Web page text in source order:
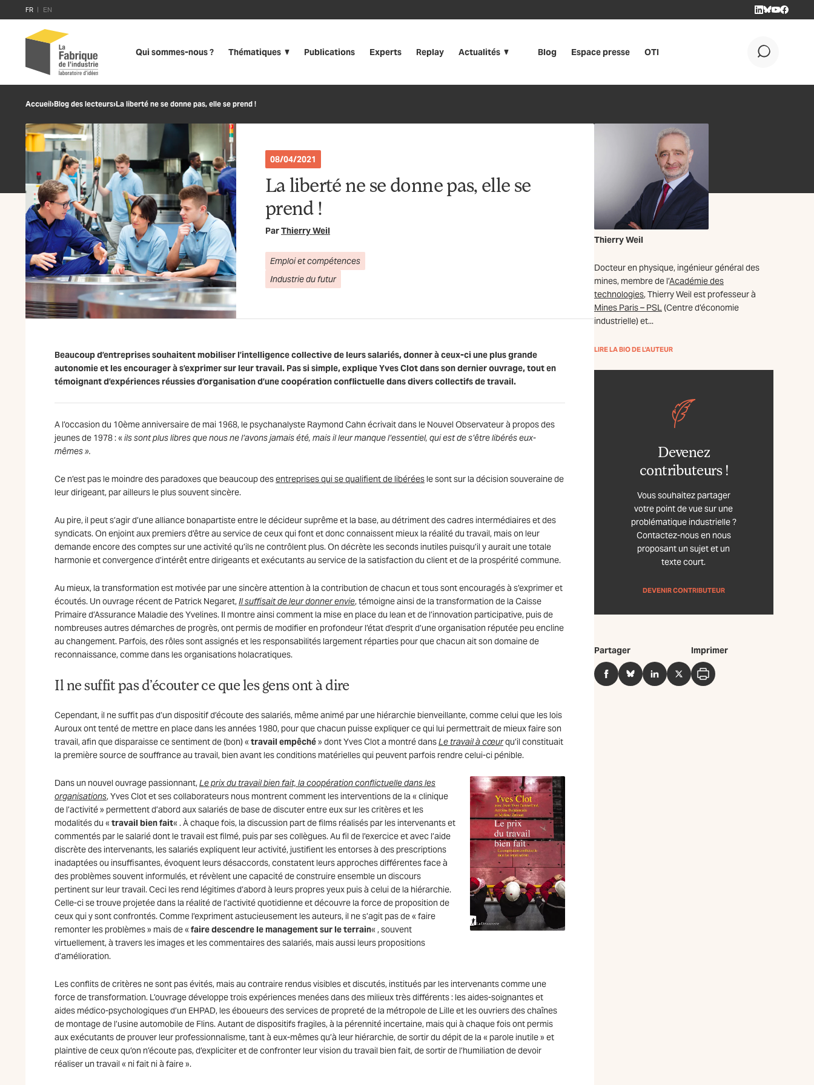
FR
EN
LINKEDIN
BLUESKY
YOUTUBE
Qui sommes-nous ? Thématiques Publications Experts Replay Actualités Blog Espace presse OTI
Accueil›Blog des lecteurs›La liberté ne se donne pas, elle se prend !
08/04/2021
La liberté ne se donne pas, elle se
prend !
ParThierry Weil
Emploi et compétences
Industrie du futur
Beaucoup d’entreprises souhaitent mobiliser l’intelligence collective de leurs salariés, donner à ceux-ci une plus grande
autonomie et les encourager à s’exprimer sur leur travail. Pas si simple, explique Yves Clot dans son dernier ouvrage, tout en
témoignant d’expériences réussies d’organisation d’une coopération conflictuelle dans divers collectifs de travail.
A l’occasion du 10ème anniversaire de mai 1968, le psychanalyste Raymond Cahn écrivait dans le Nouvel Observateur à propos des
jeunes de 1978 : «ils sont plus libres que nous ne l’avons jamais été, mais il leur manque l’essentiel, qui est de s’être libérés eux-
mêmes ».
Ce n’est pas le moindre des paradoxes que beaucoup desentreprises qui se qualifient de libérées le sont sur la décision souveraine de
leur dirigeant, par ailleurs le plus souvent sincère.
Au pire, il peut s’agir d’une alliance bonapartiste entre le décideur suprême et la base, au détriment des cadres intermédiaires et des
syndicats. On enjoint aux premiers d’être au service de ceux qui font et donc connaissent mieux la réalité du travail, mais on leur
demande encore des comptes sur une activité qu’ils ne contrôlent plus. On décrète les seconds inutiles puisqu’il y aurait une totale
harmonie et convergence d’intérêt entre dirigeants et exécutants au service de la satisfaction du client et de la prospérité commune.
Au mieux, la transformation est motivée par une sincère attention à la contribution de chacun et tous sont encouragés à s’exprimer et
écoutés. Un ouvrage récent de Patrick Negaret,Il suffisait de leur donner envie, témoigne ainsi de la transformation de la Caisse
Primaire d’Assurance Maladie des Yvelines. Il montre ainsi comment la mise en place du lean et de l’innovation participative, puis de
nombreuses autres démarches de progrès, ont permis de modifier en profondeur l’état d’esprit d’une organisation réputée peu encline
au changement. Parfois, des rôles sont assignés et les responsabilités largement réparties pour que chacun ait son domaine de
reconnaissance, comme dans les organisations holacratiques.
Il ne suffit pas d’écouter ce que les gens ont à dire
Cependant, il ne suffit pas d’un dispositif d’écoute des salariés, même animé par une hiérarchie bienveillante, comme celui que les lois
Auroux ont tenté de mettre en place dans les années 1980, pour que chacun puisse expliquer ce qui lui permettrait de mieux faire son
travail, afin que disparaisse ce sentiment de (bon) «travail empêché» dont Yves Clot a montré dansLe travail à cœurqu’il constituait
la première source de souffrance au travail, bien avant les conditions matérielles qui peuvent parfois rendre celui-ci pénible.
Dans un nouvel ouvrage passionnant,Le prix du travail bien fait, la coopération conflictuelle dans les
organisations, Yves Clot et ses collaborateurs nous montrent comment les interventions de la « clinique
de l’activité » permettent d’abord aux salariés de base de discuter entre eux sur les critères et les
modalités du «travail bien fait« . À chaque fois, la discussion part de films réalisés par les intervenants et
commentés par le salarié dont le travail est filmé, puis par ses collègues. Au fil de l’exercice et avec l’aide
discrète des intervenants, les salariés expliquent leur activité, justifient les entorses à des prescriptions
inadaptées ou insuffisantes, évoquent leurs désaccords, constatent leurs approches différentes face à
des problèmes souvent informulés, et révèlent une capacité de construire ensemble un discours
pertinent sur leur travail. Ceci les rend légitimes d’abord à leurs propres yeux puis à celui de la hiérarchie.
Celle-ci se trouve projetée dans la réalité de l’activité quotidienne et découvre la force de proposition de
ceux qui y sont confrontés. Comme l’expriment astucieusement les auteurs, il ne s’agit pas de « faire
remonter les problèmes » mais de «faire descendre le management sur le terrain« , souvent
virtuellement, à travers les images et les commentaires des salariés, mais aussi leurs propositions
d’amélioration.
Les conflits de critères ne sont pas évités, mais au contraire rendus visibles et discutés, institués par les intervenants comme une
force de transformation. L’ouvrage développe trois expériences menées dans des milieux très différents : les aides-soignantes et
aides médico-psychologiques d’un EHPAD, les éboueurs des services de propreté de la métropole de Lille et les ouvriers des chaînes
de montage de l’usine automobile de Flins. Autant de dispositifs fragiles, à la pérennité incertaine, mais qui à chaque fois ont permis
aux exécutants de prouver leur professionnalisme, tant à eux-mêmes qu’à leur hiérarchie, de sortir du dépit de la « parole inutile » et
plaintive de ceux qu’on n’écoute pas, d’expliciter et de confronter leur vision du travail bien fait, de sortir de l’humiliation de devoir
réaliser un travail « ni fait ni à faire ».
Thierry Weil
Docteur en physique, ingénieur général des
mines, membre de l’Académie des
technologies, Thierry Weil est professeur à
Mines Paris – PSL(Centre d’économie
industrielle) et...
LIRE LA BIO DE L'AUTEUR
Devenez
contributeurs !
Vous souhaitez partager
votre point de vue sur une
problématique industrielle ?
Contactez-nous en nous
proposant un sujet et un
texte court.
DEVENIR CONTRIBUTEUR
Partager
FacebookBlueSkyLinkedInTwitter
Imprimer
Imprimer